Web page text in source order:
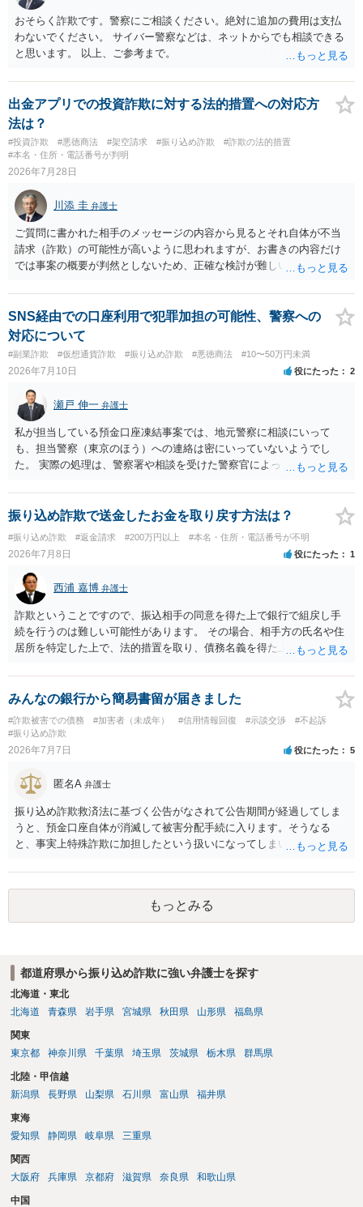
おそらく詐欺です。警察にご相談ください。絶対に追加の費用は支払
わないでください。 サイバー警察などは、ネットからでも相談できる
と思います。 以上、ご参考まで。
出金アプリでの投資詐欺に対する法的措置への対応方
法は？
#投資詐欺 #悪徳商法 #架空請求 #振り込め詐欺
#詐欺の法的措置
#本名・住所・電話番号が判明
2026年7月28日
川添 圭 弁護士
ご質問に書かれた相手のメッセージの内容から見るとそれ自体が不当
請求（詐欺）の可能性が高いように思われますが、お書きの内容だけ
では事案の概要が判然としないため、正確な検討が難しいです。例え
画面を見て貰いながらアドバイスう受けた方が確実です。
SNS経由での口座利用で犯罪加担の可能性、警察への
対応について
#副業詐欺 #仮想通貨詐欺 #振り込め詐欺 #悪徳商法 #10〜50万円未満
2026年7月10日 役にたった 2
瀬戸 伸一 弁護士
私が担当している預金口座凍結事案では、地元警察に相談にいって
も、担当警察（東京のほう）への連絡は密にいっていないようでし
た。 実際の処理は、警察署や相談を受けた警察官によってだいぶ変わ
いて弁護士に依頼を検討されてください。
振り込め詐欺で送金したお金を取り戻す方法は？
#振り込め詐欺 #返金請求 #200万円以上 #本名・住所・電話番号が不明
2026年7月8日 役にたった 1
西浦 嘉博 弁護士
詐欺ということですので、振込相手の同意を得た上で銀行で組戻し手
続を行うのは難しい可能性があります。 その場合、相手方の氏名や住
居所を特定した上で、法的措置を取り、債務名義を得た上で、金員を
間、費用、労力を要し、仮に相談者さんの主張が認められ、裁判所か
ら判決等の債務名義を得たとしても、相手方が無資力の場合は回収が
できないというリスクがあることに留意ください。 どれだけの手続を
行うのか、どこまでの回収見込みがあるのかを含め、まずは最寄りの
法律事務所で相談されることをお勧めします。
みんなの銀行から簡易書留が届きました
#詐欺被害での債務 #加害者（未成年） #信用情報回復 #示談交渉
#不起訴
#振り込め詐欺
2026年7月7日 役にたった 5
匿名A 弁護士
振り込め詐欺救済法に基づく公告がなされて公告期間が経過してしま
うと、預金口座自体が消滅して被害分配手続に入ります。そうなる
と、事実上特殊詐欺に加担したという扱いになってしまい、金融機関
の新規作成等ができなくなってしまったりすることになりかねないの
で、あなたが詐欺に加担していない（例えば口座を売っていない等）
のであれば、毅然と対応しなければならないでしょう。費用の問題は
確かにありますが、費用面を理由に弁護士へ依頼せず手をこまねいて
不安があるなら法テラス利用可能な弁護士へ依頼したり法テラスへ直
接代理援助を申し込む（弁護士を紹介してもらう等）ことを強くお勧
めします。逆に、口座売買等に関与したのであれば、警察への自首等
した方がよいでしょう。
もっとみる
都道府県から振り込め詐欺に強い弁護士を探す
北海道・東北
北海道
青森県 岩手県 宮城県 秋田県 山形県 福島県
関東
東京都
神奈川県 千葉県 埼玉県 茨城県 栃木県 群馬県
北陸・甲信越
新潟県
長野県 山梨県 石川県 富山県 福井県
東海
愛知県
静岡県 岐阜県 三重県
関西
大阪府
兵庫県 京都府 滋賀県 奈良県 和歌山県
中国